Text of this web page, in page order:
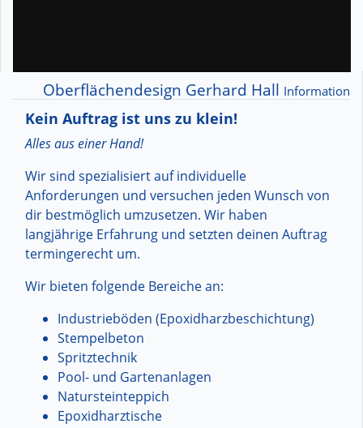
Oberflächendesign Gerhard Hall Information
Kein Auftrag ist uns zu klein!
Alles aus einer Hand!
Wir sind spezialisiert auf individuelle
Anforderungen und versuchen jeden Wunsch von
dir bestmöglich umzusetzen. Wir haben
langjährige Erfahrung und setzten deinen Auftrag
termingerecht um.
Wir bieten folgende Bereiche an:
Industrieböden (Epoxidharzbeschichtung)
Stempelbeton
Spritztechnik
Pool- und Gartenanlagen
Natursteinteppich
Epoxidharztische